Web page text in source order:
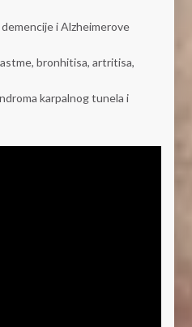
i Alzheimerove
bronhitisa, artritisa,
karpalnog tunela i